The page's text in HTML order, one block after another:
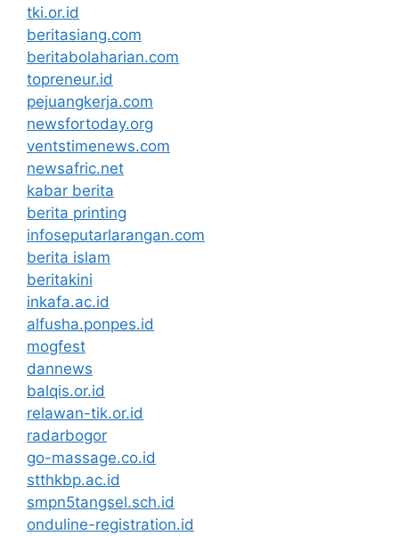
tki.or.id
beritasiang.com
beritabolaharian.com
topreneur.id
pejuangkerja.com
newsfortoday.org
ventstimenews.com
newsafric.net
kabar berita
berita printing
infoseputarlarangan.com
berita islam
beritakini
inkafa.ac.id
alfusha.ponpes.id
mogfest
dannews
balqis.or.id
relawan-tik.or.id
radarbogor
go-massage.co.id
stthkbp.ac.id
smpn5tangsel.sch.id
onduline-registration.id